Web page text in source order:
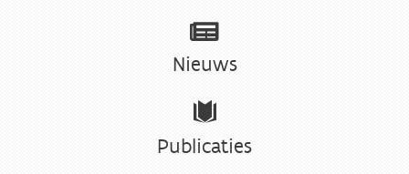
Nieuws
Publicaties